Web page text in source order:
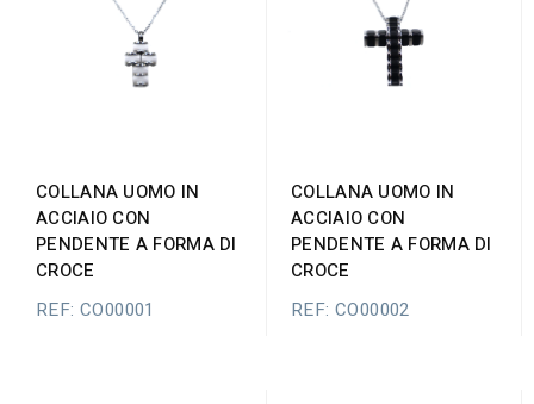
COLLANA UOMO IN
ACCIAIO CON
PENDENTE A FORMA DI
CROCE
REF: CO00001
COLLANA UOMO IN
ACCIAIO CON
PENDENTE A FORMA DI
CROCE
REF: CO00002